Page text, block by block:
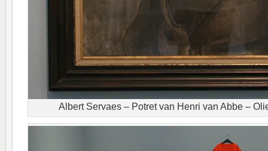
Albert Servaes – Potret van Henri van Abbe –